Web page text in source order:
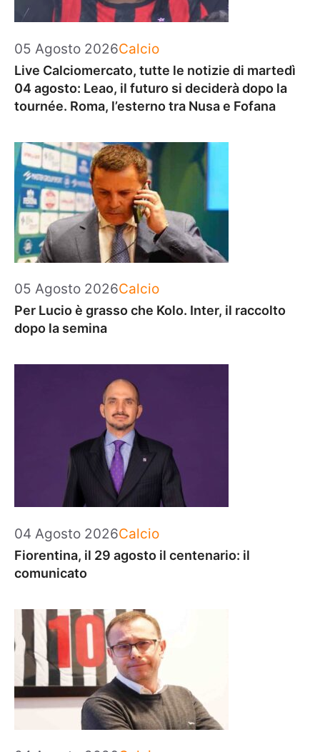
05 Agosto 2026Categorie
Calcio
Live Calciomercato, tutte le notizie di martedì
04 agosto: Leao, il futuro si deciderà dopo la
tournée. Roma, l’esterno tra Nusa e Fofana
05 Agosto 2026Categorie
Calcio
Per Lucio è grasso che Kolo. Inter, il raccolto
dopo la semina
04 Agosto 2026Categorie
Calcio
Fiorentina, il 29 agosto il centenario: il
comunicato